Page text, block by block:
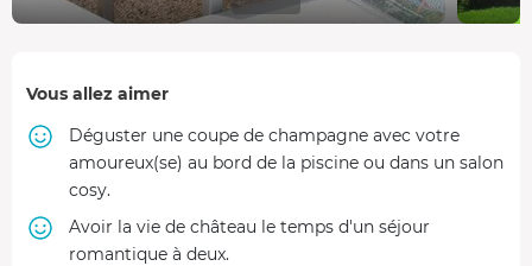
Vous allez aimer
Déguster une coupe de champagne avec votre
amoureux(se) au bord de la piscine ou dans un salon
cosy.
Avoir la vie de château le temps d'un séjour
romantique à deux.